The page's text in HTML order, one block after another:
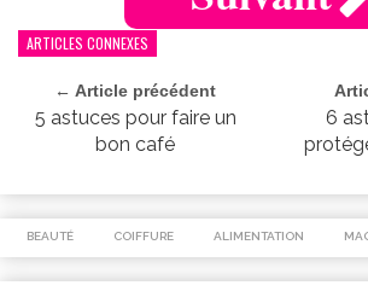
ARTICLES CONNEXES
← Article précédent
5 astuces pour faire un
bon café
6
BEAUTÉ COIFFURE ALIMENTATION